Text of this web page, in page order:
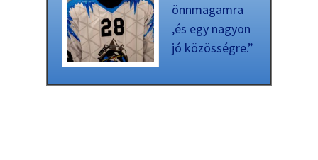
önnmagamra
,és egy nagyon
jó közösségre.”